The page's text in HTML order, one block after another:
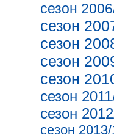
сезон
сезон
сезон
сезон
сезон
сезон
сезон
сезон